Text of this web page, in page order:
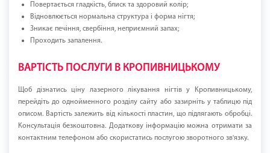
Повертається гладкість, блиск та здоровий колір;
Відновлюється нормальна структура і форма нігтя;
Зникає печіння, свербіння, неприємний запах;
Проходить запалення.
ВАРТІСТЬ ПОСЛУГИ В КРОПИВНИЦЬКОМУ
Щоб дізнатись ціну лазерного лікування нігтів у Кропивницькому,
перейдіть до однойменного розділу сайту або зазирніть у таблицю під
описом. Вартість залежить від кількості пластин, що підлягають обробці.
Консультація безкоштовна. Додаткову інформацію можна отримати за
контактним телефоном або скористатись послугою зворотного зв'язку.